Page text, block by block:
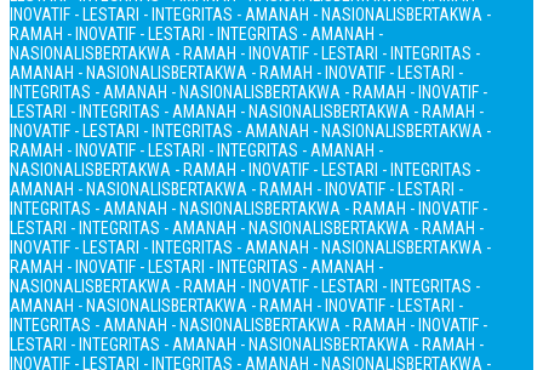
INOVATIF - LESTARI - INTEGRITAS - AMANAH - NASIONALISBERTAKWA -
RAMAH - INOVATIF - LESTARI - INTEGRITAS - AMANAH -
NASIONALISBERTAKWA - RAMAH - INOVATIF - LESTARI - INTEGRITAS -
AMANAH - NASIONALISBERTAKWA - RAMAH - INOVATIF - LESTARI -
INTEGRITAS - AMANAH - NASIONALISBERTAKWA - RAMAH - INOVATIF -
LESTARI - INTEGRITAS - AMANAH - NASIONALISBERTAKWA - RAMAH -
INOVATIF - LESTARI - INTEGRITAS - AMANAH - NASIONALISBERTAKWA -
RAMAH - INOVATIF - LESTARI - INTEGRITAS - AMANAH -
NASIONALISBERTAKWA - RAMAH - INOVATIF - LESTARI - INTEGRITAS -
AMANAH - NASIONALISBERTAKWA - RAMAH - INOVATIF - LESTARI -
INTEGRITAS - AMANAH - NASIONALISBERTAKWA - RAMAH - INOVATIF -
LESTARI - INTEGRITAS - AMANAH - NASIONALISBERTAKWA - RAMAH -
INOVATIF - LESTARI - INTEGRITAS - AMANAH - NASIONALISBERTAKWA -
RAMAH - INOVATIF - LESTARI - INTEGRITAS - AMANAH -
NASIONALISBERTAKWA - RAMAH - INOVATIF - LESTARI - INTEGRITAS -
AMANAH - NASIONALISBERTAKWA - RAMAH - INOVATIF - LESTARI -
INTEGRITAS - AMANAH - NASIONALISBERTAKWA - RAMAH - INOVATIF -
LESTARI - INTEGRITAS - AMANAH - NASIONALISBERTAKWA - RAMAH -
INOVATIF - LESTARI - INTEGRITAS - AMANAH - NASIONALISBERTAKWA -